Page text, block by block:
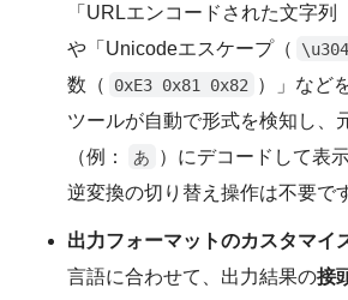
「URLエンコードされた文字列
や「Unicodeエスケープ（
数（
0xE3 0x81 0x82
）」など
ツールが自動で形式を検知し、
（例：
あ
）にデコードして表
逆変換の切り替え操作は不要で
出力フォーマットのカスタマイ
言語に合わせて、出力結果の接